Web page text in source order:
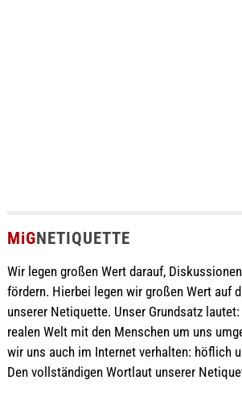
MiGNETIQUETTE
Wir legen großen Wert darauf,
fördern. Hierbei legen wir großen Wert auf
unserer Netiquette. Unser Grundsatz
realen Welt mit den Menschen um uns
wir uns auch im Internet verhalten: höflich
Den vollständigen Wortlaut unserer